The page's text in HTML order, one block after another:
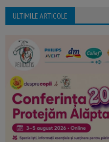
ULTIMILE ARTICOLE